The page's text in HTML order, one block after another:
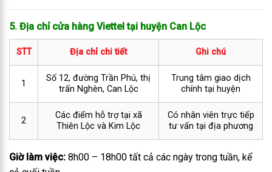
5. Địa chỉ cửa hàng Viettel tại huyện Can Lộc
STT Địa chỉ chi tiết Ghi chú
1
Số 12, đường Trần Phú, thị
trấn Nghèn, Can Lộc
Trung tâm giao dịch
chính tại huyện
2
Các điểm hỗ trợ tại xã
Thiên Lộc và Kim Lộc
Có nhân viên trực tiếp
tư vấn tại địa phương
Giờ làm việc: 8h00 – 18h00 tất cả các ngày trong tuần, kể